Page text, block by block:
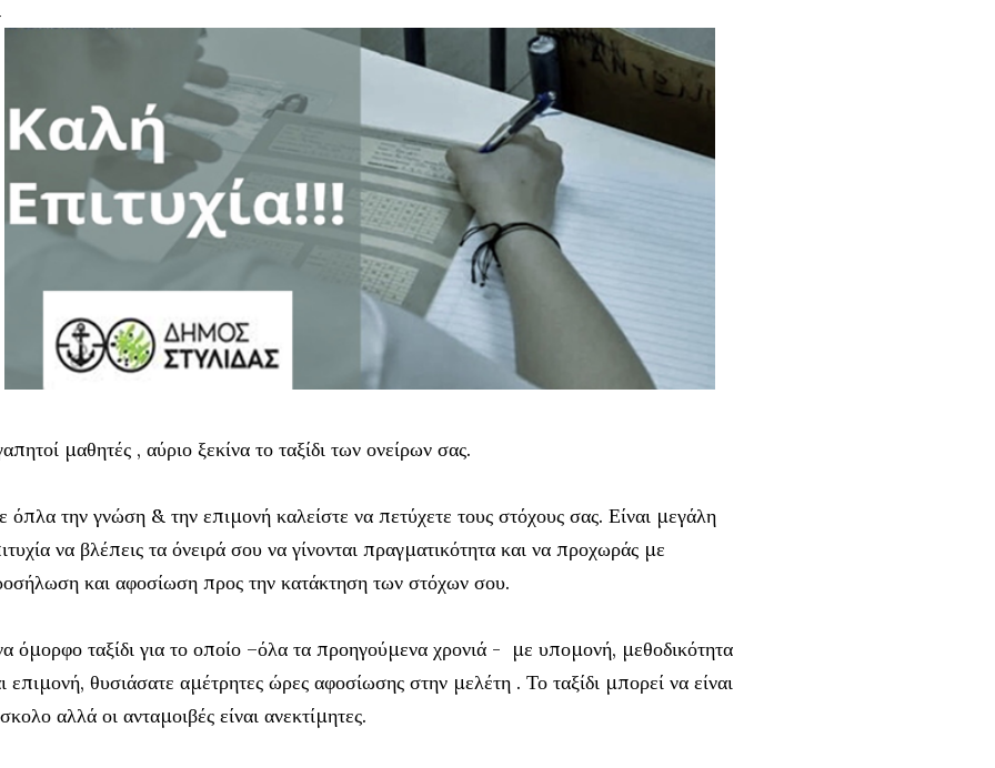
μαθητές , αύριο ξεκίνα το ταξίδι των ονείρων σας.
όπλα την γνώση & την επιμονή καλείστε να πετύχετε τους στόχους σας. Είναι μεγάλη
να βλέπεις τα όνειρά σου να γίνονται πραγματικότητα και να προχωράς με
και αφοσίωση προς την κατάκτηση των στόχων σου.
όμορφο ταξίδι για το οποίο –όλα τα προηγούμενα χρονιά - με υπομονή, μεθοδικότητα
επιμονή, θυσιάσατε αμέτρητες ώρες αφοσίωσης στην μελέτη . Το ταξίδι μπορεί να είναι
αλλά οι ανταμοιβές είναι ανεκτίμητες.